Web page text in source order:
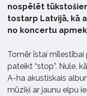
nospēlēt
tostarp Latvijā, kā
no koncertu
Tomēr īstai
pateikt “stop”. Nule,
A-ha akustiskais
mūziķi ar jaunu elpu